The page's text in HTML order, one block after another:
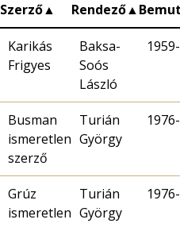
Szerző▲ Rendező▲
Karikás
Frigyes
Baksa-
Soós
László
Busman
ismeretlen
szerző
Turián
György
Grúz
ismeretlen
Turián
György